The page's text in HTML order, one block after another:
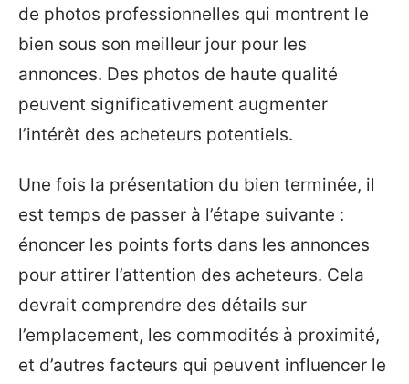
de photos professionnelles qui montrent le
bien sous son meilleur jour pour les
annonces. Des photos de haute qualité
peuvent significativement augmenter
l’intérêt des acheteurs potentiels.
Une fois la présentation du bien terminée, il
est temps de passer à l’étape suivante :
énoncer les points forts dans les annonces
pour attirer l’attention des acheteurs. Cela
devrait comprendre des détails sur
l’emplacement, les commodités à proximité,
et d’autres facteurs qui peuvent influencer le